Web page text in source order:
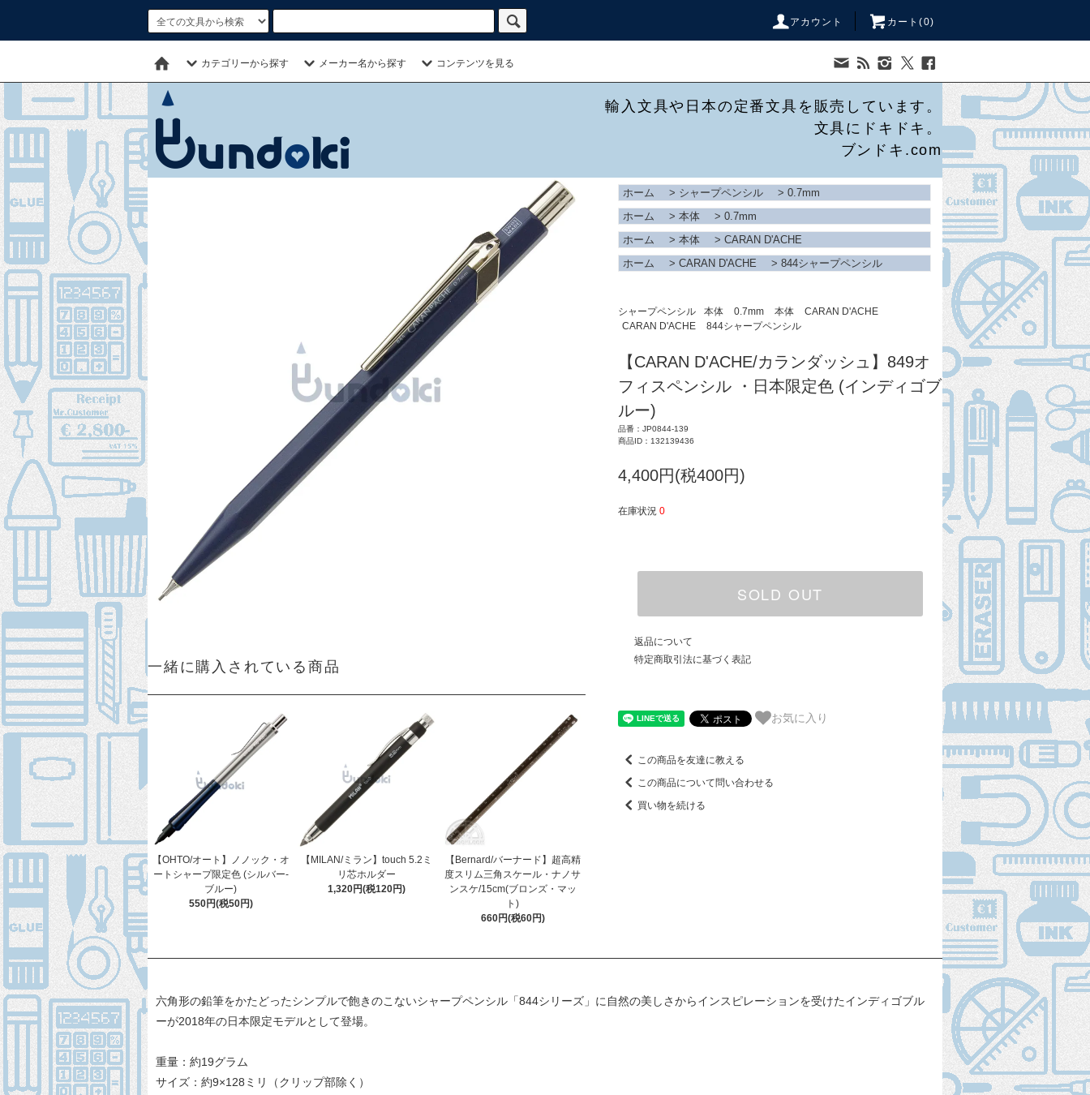
アカウント カート(0)
カテゴリーから探す メーカー名から探す コンテンツを見る
輸入文具や日本の定番文具を販売しています。
文具にドキドキ。
ブンドキ.com
一緒に購入されている商品
【OHTO/オート】ノノック・オ
ートシャープ限定色 (シルバー-
ブルー)
550円(税50円)
【MILAN/ミラン】touch 5.2ミ
リ芯ホルダー
1,320円(税120円)
【Bernard/バーナード】超高精
度スリム三角スケール・ナノサ
ンスケ/15cm(ブロンズ・マッ
ト)
660円(税60円)
ホーム > シャープペンシル > 0.7mm
ホーム
> 本体 > 0.7mm
ホーム
> 本体 > CARAN D'ACHE
ホーム
> CARAN D'ACHE > 844シャープペンシル
シャープペンシル 本体 0.7mm 本体
CARAN D'ACHE
CARAN D'ACHE
844シャープペンシル
【CARAN D'ACHE/カランダッシュ】849オ
フィスペンシル ・日本限定色 (インディゴブ
ルー)
品番：JP0844-139
商品ID：132139436
4,400円(税400円)
在庫状況 0
SOLD OUT
返品について
特定商取引法に基づく表記
お気に入り
この商品を友達に教える
この商品について問い合わせる
買い物を続ける
六角形の鉛筆をかたどったシンプルで飽きのこないシャープペンシル「844シリーズ」に自然の美しさからインスピレーションを受けたインディゴブル
ーが2018年の日本限定モデルとして登場。
重量：約19グラム
サイズ：約9×128ミリ（クリップ部除く）